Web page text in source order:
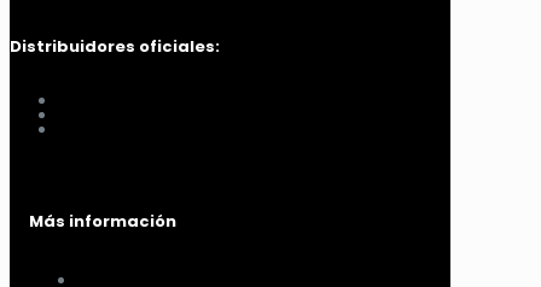
Distribuidores oficiales:
Más información